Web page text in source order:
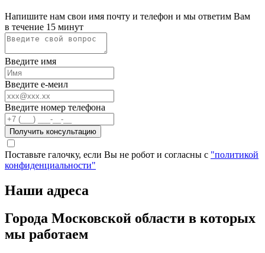
Напишите нам свои имя почту и телефон и мы ответим Вам
в течение 15 минут
Введите имя
Введите е-меил
Введите номер телефона
Получить консультацию
Поставьте галочку, если Вы не робот и согласны с "политикой
конфиденциальности"
Наши адреса
Города Московской области в которых
мы работаем